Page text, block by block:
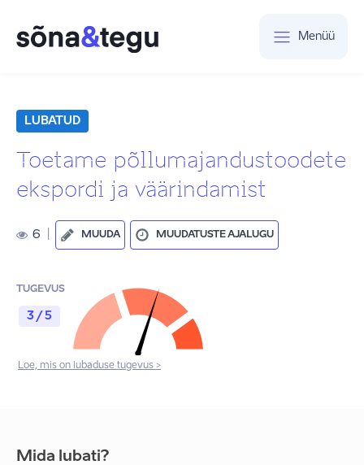
Menüü
LUBATUD
Toetame põllumajandustoodete
ekspordi ja väärindamist
6 MUUDA MUUDATUSTE AJALUGU
TUGEVUS
3 / 5
Loe, mis on lubaduse tugevus >
Mida lubati?